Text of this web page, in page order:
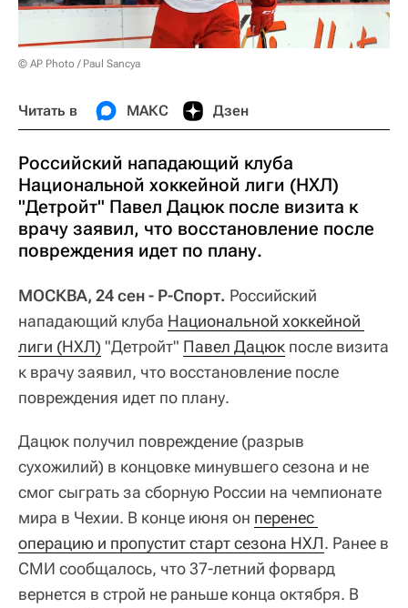
© AP Photo / Paul Sancya
Читать в МАКС Дзен
Российский нападающий клуба
Национальной хоккейной лиги (НХЛ)
"Детройт" Павел Дацюк после визита к
врачу заявил, что восстановление после
повреждения идет по плану.
МОСКВА, 24 сен - Р-Спорт. Российский
нападающий клуба Национальной хоккейной
лиги (НХЛ) "Детройт" Павел Дацюк после визита
к врачу заявил, что восстановление после
повреждения идет по плану.
Дацюк получил повреждение (разрыв
сухожилий) в концовке минувшего сезона и не
смог сыграть за сборную России на чемпионате
мира в Чехии. В конце июня он перенес
операцию и пропустит старт сезона НХЛ. Ранее в
СМИ сообщалось, что 37-летний форвард
вернется в строй не раньше конца октября. В